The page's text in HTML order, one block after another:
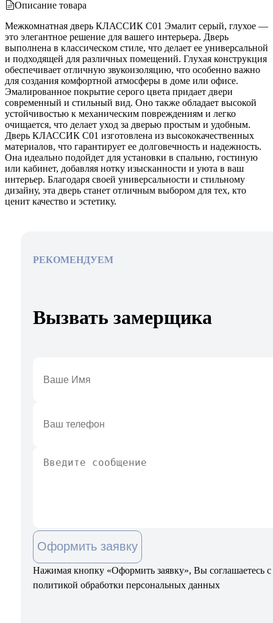
Описание товара
Межкомнатная дверь КЛАССИК C01 Эмалит серый, глухое —
это элегантное решение для вашего интерьера. Дверь
выполнена в классическом стиле, что делает ее универсальной
и подходящей для различных помещений. Глухая конструкция
обеспечивает отличную звукоизоляцию, что особенно важно
для создания комфортной атмосферы в доме или офисе.
Эмалированное покрытие серого цвета придает двери
современный и стильный вид. Оно также обладает высокой
устойчивостью к механическим повреждениям и легко
очищается, что делает уход за дверью простым и удобным.
Дверь КЛАССИК C01 изготовлена из высококачественных
материалов, что гарантирует ее долговечность и надежность.
Она идеально подойдет для установки в спальню, гостиную
или кабинет, добавляя нотку изысканности и уюта в ваш
интерьер. Благодаря своей универсальности и стильному
дизайну, эта дверь станет отличным выбором для тех, кто
ценит качество и эстетику.
РЕКОМЕНДУЕМ
Вызвать замерщика
Оформить заявку
Нажимая кнопку «Оформить заявку», Вы соглашаетесь с
политикой обработки персональных данных